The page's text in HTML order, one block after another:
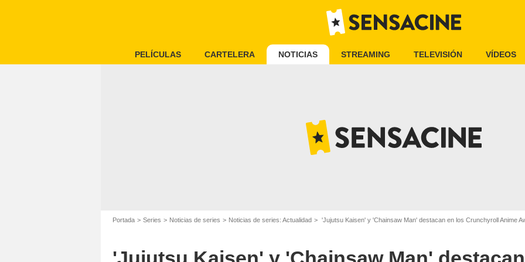
PELÍCULAS CARTELERA NOTICIAS STREAMING TELEVISIÓN VÍDEOS
Portada Series Noticias de series Noticias de series: Actualidad 'Jujutsu Kaisen' y 'Chainsaw Man' destacan en los Crunchyroll Anime